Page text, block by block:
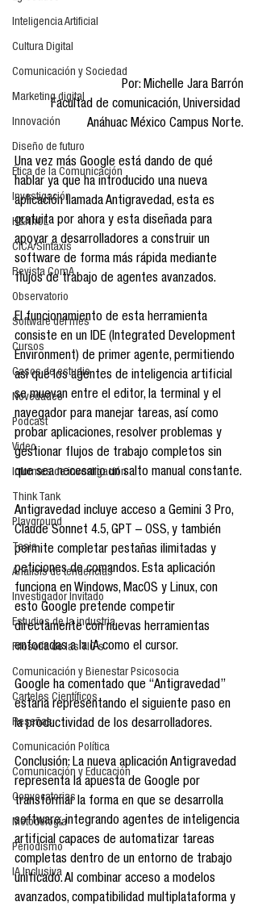
Inteligencia Artificial
Cultura Digital
Comunicación y Sociedad
Marketing digital
Innovación
Diseño de futuro
Ética de la Comunicación
Investigación
H&NhCL
CICA/Sintaxis
Revista ComA
Observatorio
Software del mes
Cursos
Casos de estudio
Novedades
Podcast
Video
Informes de investigación
Think Tank
Playground
Tesis
Análisis de tendencias
Investigador Invitado
Estudios de la industria
Filosofía de las TIC´s
Comunicación y Bienestar Psicosocia
Carteles Científicos
Reseñas
Comunicación Política
Comunicación y Educación
Convocatorias
Metodología
Periodismo
IA Inclusiva
Por: Michelle Jara Barrón
Facultad de comunicación, Universidad
Anáhuac México Campus Norte.
Una vez más Google está dando de qué
hablar ya que ha introducido una nueva
aplicación llamada Antigravedad, esta es
gratuita por ahora y esta diseñada para
apoyar a desarrolladores a construir un
software de forma más rápida mediante
flujos de trabajo de agentes avanzados.
El funcionamiento de esta herramienta
consiste en un IDE (Integrated Development
Environment) de primer agente, permitiendo
así que los agentes de inteligencia artificial
se muevan entre el editor, la terminal y el
navegador para manejar tareas, así como
probar aplicaciones, resolver problemas y
gestionar flujos de trabajo completos sin
que sea necesario un salto manual constante.
Antigravedad incluye acceso a Gemini 3 Pro,
Claude Sonnet 4.5, GPT – OSS, y también
permite completar pestañas ilimitadas y
peticiones de comandos. Esta aplicación
funciona en Windows, MacOS y Linux, con
esto Google pretende competir
directamente con nuevas herramientas
enfocadas a la IA como el cursor.
Google ha comentado que “Antigravedad”
estaría representando el siguiente paso en
la productividad de los desarrolladores.
Conclusión: La nueva aplicación Antigravedad
representa la apuesta de Google por
transformar la forma en que se desarrolla
software, integrando agentes de inteligencia
artificial capaces de automatizar tareas
completas dentro de un entorno de trabajo
unificado. Al combinar acceso a modelos
avanzados, compatibilidad multiplataforma y